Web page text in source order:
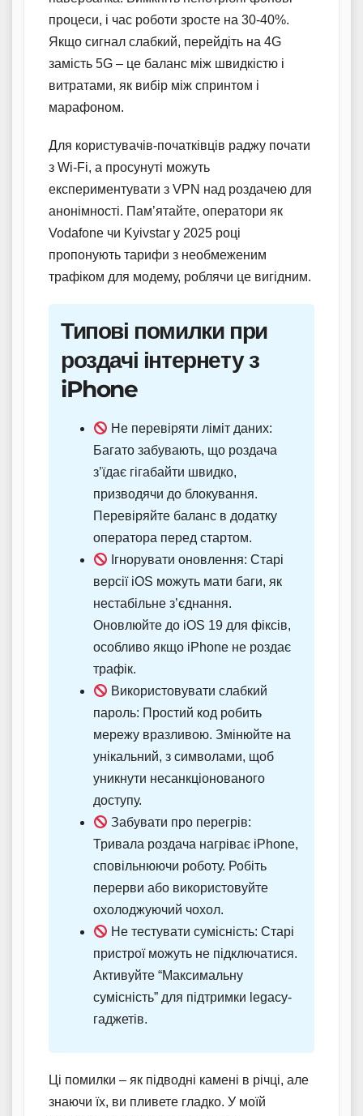
процеси, і час роботи зросте на 30-40%.
Якщо сигнал слабкий, перейдіть на 4G
замість 5G – це баланс між швидкістю і
витратами, як вибір між спринтом і
марафоном.
Для користувачів-початківців раджу почати
з Wi-Fi, а просунуті можуть
експериментувати з VPN над роздачею для
анонімності. Пам’ятайте, оператори як
Vodafone чи Kyivstar у 2025 році
пропонують тарифи з необмеженим
трафіком для модему, роблячи це вигідним.
Типові помилки при
роздачі інтернету з
iPhone
Не перевіряти ліміт даних:
Багато забувають, що роздача
з’їдає гігабайти швидко,
призводячи до блокування.
Перевіряйте баланс в додатку
оператора перед стартом.
Ігнорувати оновлення: Старі
версії iOS можуть мати баги, як
нестабільне з’єднання.
Оновлюйте до iOS 19 для фіксів,
особливо якщо iPhone не роздає
трафік.
Використовувати слабкий
пароль: Простий код робить
мережу вразливою. Змінюйте на
унікальний, з символами, щоб
уникнути несанкціонованого
доступу.
Забувати про перегрів:
Тривала роздача нагріває iPhone,
сповільнюючи роботу. Робіть
перерви або використовуйте
охолоджуючий чохол.
Не тестувати сумісність: Старі
пристрої можуть не підключатися.
Активуйте “Максимальну
сумісність” для підтримки legacy-
гаджетів.
Ці помилки – як підводні камені в річці, але
знаючи їх, ви пливете гладко. У моїй